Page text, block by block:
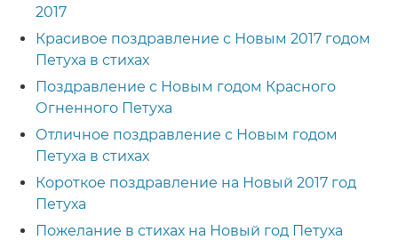
2017
Красивое поздравление с Новым 2017 годом
Петуха в стихах
Поздравление с Новым годом Красного
Огненного Петуха
Отличное поздравление с Новым годом
Петуха в стихах
Короткое поздравление на Новый 2017 год
Петуха
Пожелание в стихах на Новый год Петуха